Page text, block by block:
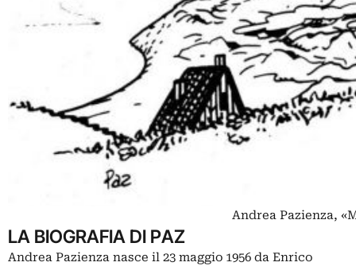
Andrea Pazienza,
LA BIOGRAFIA DI PAZ
Andrea Pazienza nasce il 23 maggio 1956 da Enrico